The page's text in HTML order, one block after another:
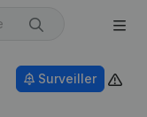
Surveiller